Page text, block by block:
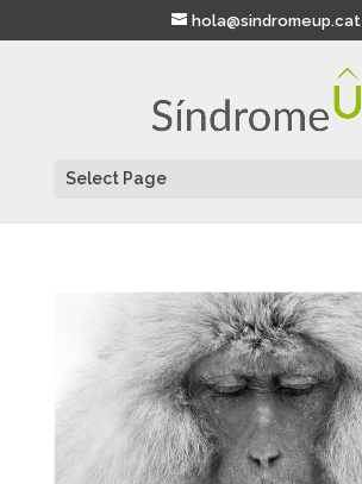
hola@sindromeup.cat
Select Page